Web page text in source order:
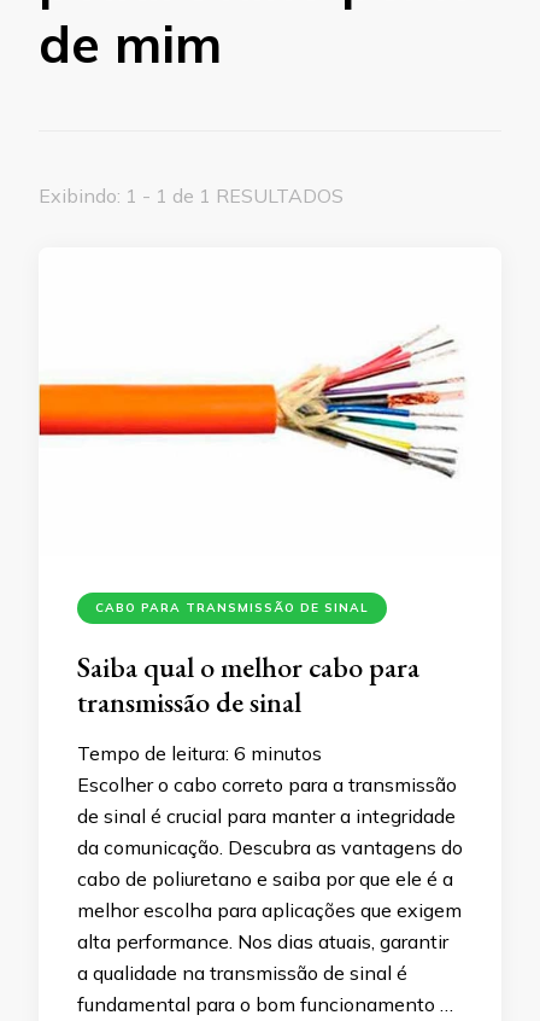
de mim
Exibindo: 1 - 1 de 1 RESULTADOS
CABO PARA TRANSMISSÃO DE SINAL
Saiba qual o melhor cabo para
transmissão de sinal
Tempo de leitura: 6 minutos
Escolher o cabo correto para a transmissão
de sinal é crucial para manter a integridade
da comunicação. Descubra as vantagens do
cabo de poliuretano e saiba por que ele é a
melhor escolha para aplicações que exigem
alta performance. Nos dias atuais, garantir
a qualidade na transmissão de sinal é
fundamental para o bom funcionamento …